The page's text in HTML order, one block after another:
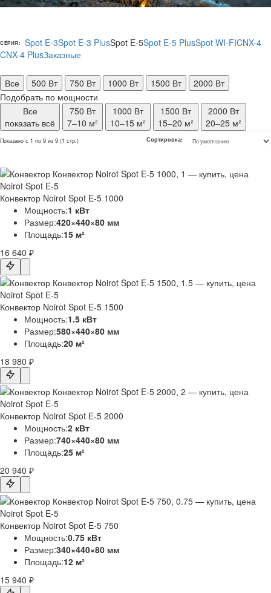
СЕРИЯ: Spot E-3Spot E-3 PlusSpot E-5Spot E-5 PlusSpot WI-FICNX-4
CNX-4 PlusЗаказные
Все 500 Вт 750 Вт 1000 Вт 1500 Вт
2000 Вт
Подобрать по мощности
Все
показать всё
750 Вт
7–10 м²
1000 Вт
10–15 м²
1500 Вт
15–20 м²
2000 Вт
20–25 м²
Показано с 1 по 9 из 9 (1 стр.) Сортировка:
Noirot Spot E-5
Конвектор Noirot Spot E-5 1000
Мощность:1 кВт
Размер:420×440×80 мм
Площадь:15 м²
16 640 ₽
Noirot Spot E-5
Конвектор Noirot Spot E-5 1500
Мощность:1.5 кВт
Размер:580×440×80 мм
Площадь:20 м²
18 980 ₽
Noirot Spot E-5
Конвектор Noirot Spot E-5 2000
Мощность:2 кВт
Размер:740×440×80 мм
Площадь:25 м²
20 940 ₽
Noirot Spot E-5
Конвектор Noirot Spot E-5 750
Мощность:0.75 кВт
Размер:340×440×80 мм
Площадь:12 м²
15 940 ₽